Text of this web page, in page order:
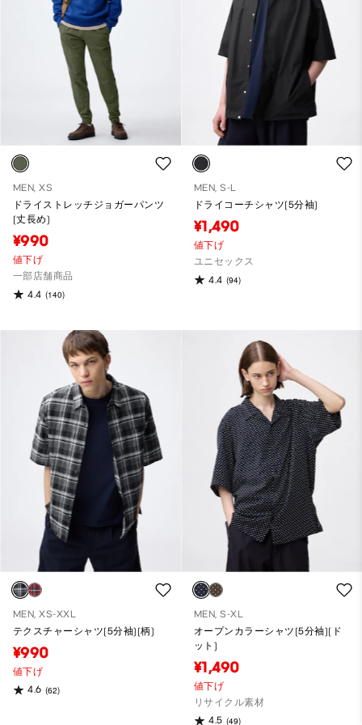
MEN, XS
ドライストレッチジョガーパンツ
(丈長め)
¥990
値下げ
一部店舗商品
4.4 (140)
MEN, S-L
ドライコーチシャツ(5分袖)
¥1,490
値下げ
ユニセックス
4.4 (94)
MEN, XS-XXL
テクスチャーシャツ(5分袖)(柄)
¥990
値下げ
4.6 (62)
MEN, S-XL
オープンカラーシャツ(5分袖)(ド
ット)
¥1,490
値下げ
リサイクル素材
4.5 (49)